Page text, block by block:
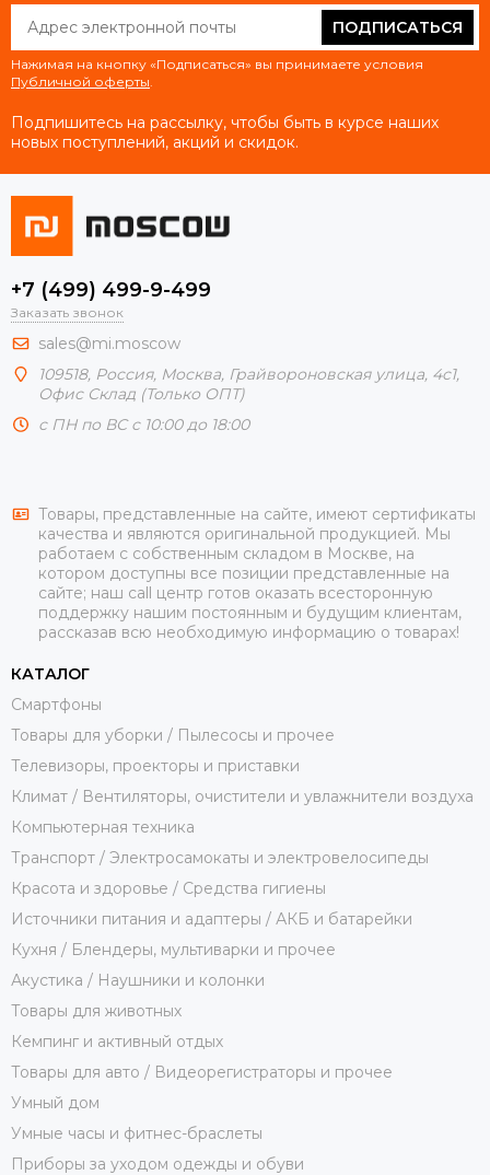
ПОДПИСАТЬСЯ
Нажимая на кнопку «Подписаться» вы принимаете условия
Публичной оферты
Подпишитесь на рассылку, чтобы быть в курсе наших
новых поступлений, акций и скидок.
+7 (499) 499-9-499
Заказать звонок
sales@mi.moscow
109518, Россия, Москва, Грайвороновская улица, 4с1,
Офис Склад (Только ОПТ)
с ПН по ВС с 10:00 до 18:00
Товары, представленные на сайте, имеют сертификаты
качества и являются оригинальной продукцией. Мы
работаем с собственным складом в Москве, на
котором доступны все позиции представленные на
сайте; наш call центр готов оказать всесторонную
поддержку нашим постоянным и будущим клиентам,
рассказав всю необходимую информацию о товарах!
КАТАЛОГ
Смартфоны
Товары для уборки / Пылесосы и прочее
Телевизоры, проекторы и приставки
Климат / Вентиляторы, очистители и увлажнители воздуха
Компьютерная техника
Транспорт / Электросамокаты и электровелосипеды
Красота и здоровье / Средства гигиены
Источники питания и адаптеры / АКБ и батарейки
Кухня / Блендеры, мультиварки и прочее
Акустика / Наушники и колонки
Товары для животных
Кемпинг и активный отдых
Товары для авто / Видеорегистраторы и прочее
Умный дом
Умные часы и фитнес-браслеты
Приборы за уходом одежды и обуви